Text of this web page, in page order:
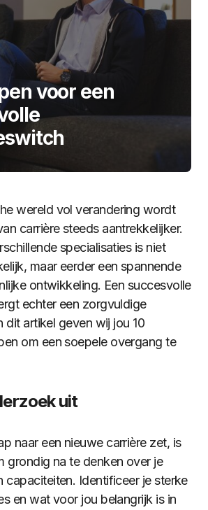
voor een
wereld vol verandering wordt
carrière steeds aantrekkelijker.
specialisaties is niet
maar eerder een spannende
ontwikkeling. Een succesvolle
echter een zorgvuldige
dit artikel geven wij jou 10
om een ​​soepele overgang te
uit
naar een nieuwe carrière zet, is
grondig na te denken over je
capaciteiten. Identificeer je sterke
en wat voor jou belangrijk is in